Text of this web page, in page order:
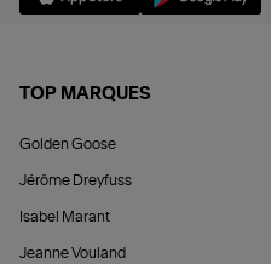
TOP MARQUES
Golden Goose
Jérôme Dreyfuss
Isabel Marant
Jeanne Vouland